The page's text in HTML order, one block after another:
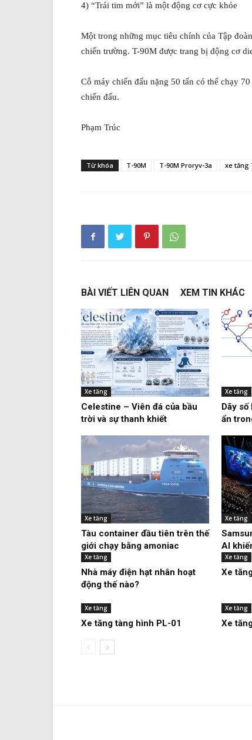
4) “Trái tim mới” là một động cơ cực khỏe
Một trong những mục tiêu chính của Tập
chiến trường. T-90M được trang bị động cơ
Cỗ máy chiến đấu nặng 50 tấn có thể chạy
chiến đấu.
Phạm Trúc
Từ khóa T-90M T-90M Proryv-3a xe tăng
BÀI VIẾT LIÊN QUAN XEM TIN KHÁC
Xe tăng
Celestine – Viên đá của bầu
trời và sự thanh khiết
Xe tăng
Dãy
ẩn
Xe tăng
Tàu container đầu tiên trên thế
giới chạy bằng amoniac
Xe tăng
AI
Xe tăng
Nhà máy điện hạt nhân hoạt
động thế nào?
Xe tăng
Xe
Xe tăng
Xe tăng tàng hình PL-01
Xe tăng
Xe